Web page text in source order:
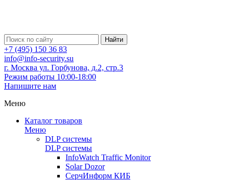
Найти
+7 (495) 150 36 83
info@info-security.su
г. Москва ул. Горбунова, д.2, стр.3
Режим работы 10:00-18:00
Напишите нам
Меню
Каталог товаров
Меню
DLP системы
DLP системы
InfoWatch Traffic Monitor
Solar Dozor
СерчИнформ КИБ